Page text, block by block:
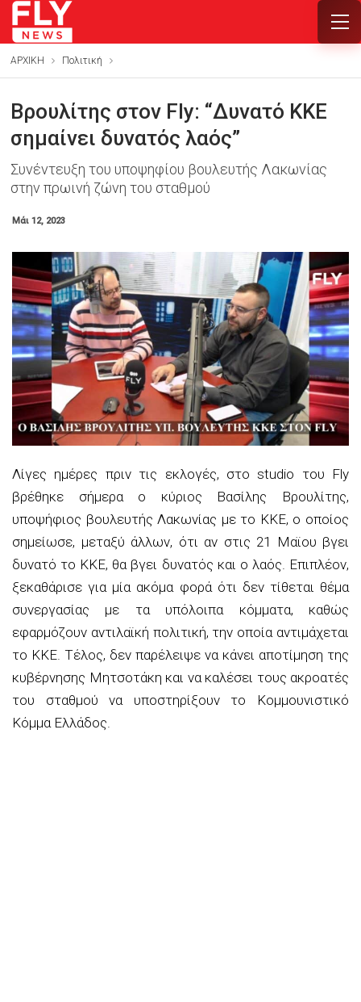
ΑΡΧΙΚΗ Πολιτική
Βρουλίτης στον Fly: “Δυνατό ΚΚΕ
σημαίνει δυνατός λαός”
Συνέντευξη του υποψηφίου βουλευτής Λακωνίας
στην πρωινή ζώνη του σταθμού
Μάι 12, 2023
Λίγες ημέρες πριν τις εκλογές, στο studio του Fly
βρέθηκε σήμερα ο κύριος Βασίλης Βρουλίτης,
υποψήφιος βουλευτής Λακωνίας με το ΚΚΕ, ο οποίος
σημείωσε, μεταξύ άλλων, ότι αν στις 21 Μαϊου βγει
δυνατό το ΚΚΕ, θα βγει δυνατός και ο λαός. Επιπλέον,
ξεκαθάρισε για μία ακόμα φορά ότι δεν τίθεται θέμα
συνεργασίας με τα υπόλοιπα κόμματα, καθώς
εφαρμόζουν αντιλαϊκή πολιτική, την οποία αντιμάχεται
το ΚΚΕ. Τέλος, δεν παρέλειψε να κάνει αποτίμηση της
κυβέρνησης Μητσοτάκη και να καλέσει τους ακροατές
του σταθμού να υποστηρίξουν το Κομμουνιστικό
Κόμμα Ελλάδος.